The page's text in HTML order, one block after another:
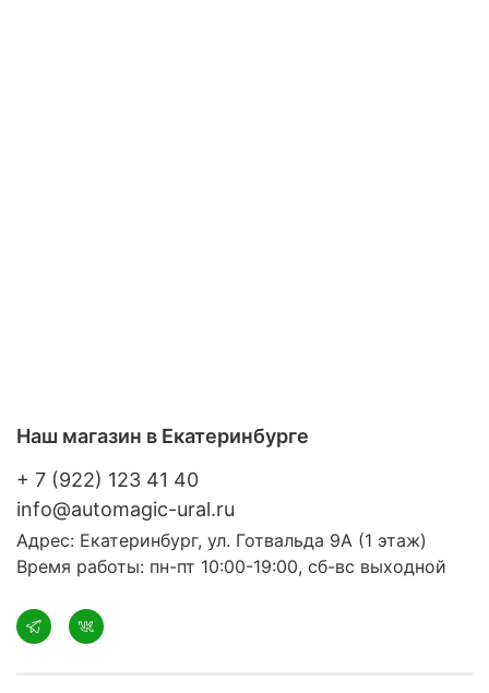
Наш магазин в Екатеринбурге
+ 7 (922) 123 41 40
info@automagic-ural.ru
Адрес: Екатеринбург, ул. Готвальда 9А (1 этаж)
Время работы: пн-пт 10:00-19:00, сб-вс выходной